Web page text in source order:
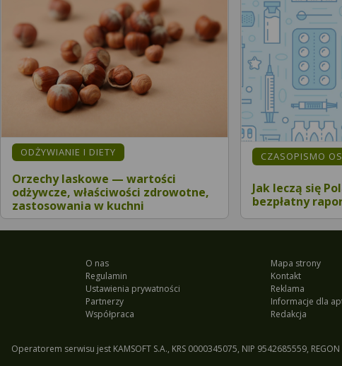
ODŻYWIANIE I DIETY
Orzechy laskowe — wartości
odżywcze, właściwości zdrowotne,
zastosowania w kuchni
CZASOPISMO
Jak leczą się
bezpłatny
O nas
Regulamin
Ustawienia prywatności
Partnerzy
Współpraca
Mapa strony
Kontakt
Reklama
Informacje dla
Redakcja
Operatorem serwisu jest KAMSOFT S.A., KRS 0000345075, NIP 9542685559,